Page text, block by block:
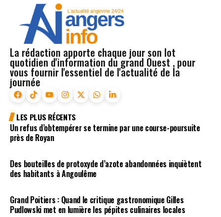
La rédaction apporte chaque jour son lot
quotidien d'information du grand Ouest , pour
vous fournir l'essentiel de l'actualité de la
journée
LES PLUS RÉCENTS
Un refus d’obtempérer se termine par une course-poursuite
près de Royan
Des bouteilles de protoxyde d’azote abandonnées inquiètent
des habitants à Angoulême
Grand Poitiers : Quand le critique gastronomique Gilles
Pudlowski met en lumière les pépites culinaires locales